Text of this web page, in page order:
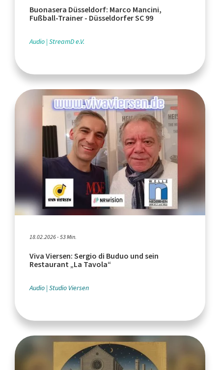
Buonasera Düsseldorf: Marco Mancini,
Fußball-Trainer - Düsseldorfer SC 99
Audio StreamD e.V.
18.02.2026 - 53 Min.
Viva Viersen: Sergio di Buduo und sein
Restaurant „La Tavola“
Audio Studio Viersen